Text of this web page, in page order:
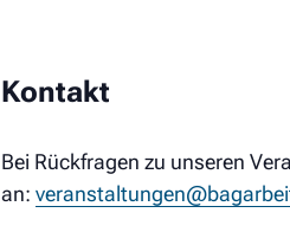
Kontakt
Bei Rückfragen zu unseren
an: